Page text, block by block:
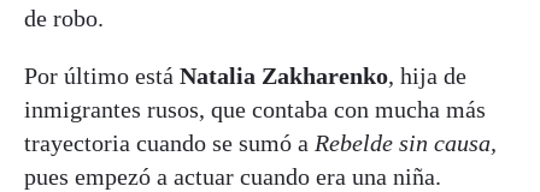
de robo.
Por último está Natalia Zakharenko, hija de
inmigrantes rusos, que contaba con mucha más
trayectoria cuando se sumó a Rebelde sin causa,
pues empezó a actuar cuando era una niña.